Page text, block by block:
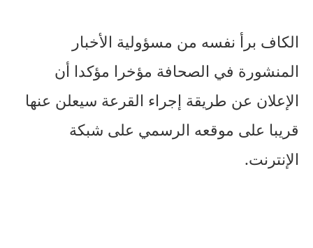
الكاف برأ نفسه من مسؤولية الأخبار
المنشورة في الصحافة مؤخرا مؤكدا أن
الإعلان عن طريقة إجراء القرعة سيعلن عنها
قريبا على موقعه الرسمي على شبكة
الإنترنت.